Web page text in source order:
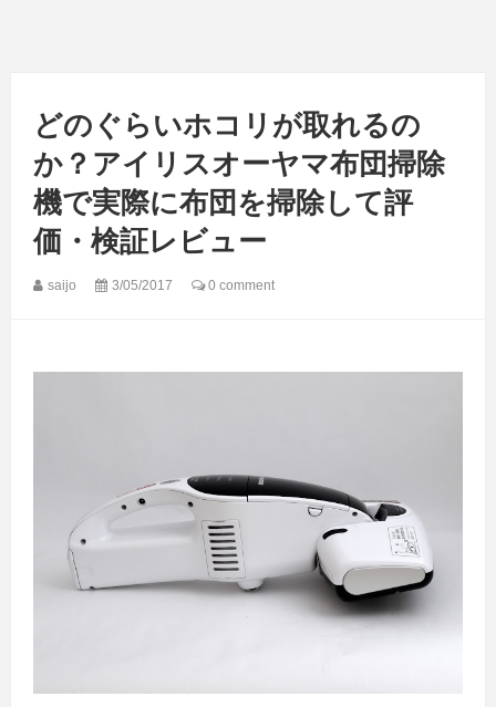
どのぐらいホコリが取れるの
か？アイリスオーヤマ布団掃除
機で実際に布団を掃除して評
価・検証レビュー
saijo 3/05/2017 0 comment